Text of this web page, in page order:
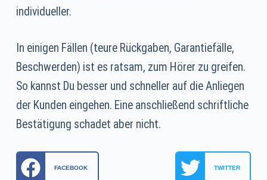
individueller.
In einigen Fällen (teure Rückgaben, Garantiefälle,
Beschwerden) ist es ratsam, zum Hörer zu greifen.
So kannst Du besser und schneller auf die Anliegen
der Kunden eingehen. Eine anschließend schriftliche
Bestätigung schadet aber nicht.
FACEBOOK TWITTER